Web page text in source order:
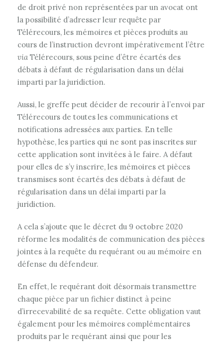
de droit privé non représentées par un avocat ont
la possibilité d’adresser leur requête par
Télérecours, les mémoires et pièces produits au
cours de l’instruction devront impérativement l’être
via Télérecours, sous peine d’être écartés des
débats à défaut de régularisation dans un délai
imparti par la juridiction.
Aussi, le greffe peut décider de recourir à l’envoi par
Télérecours de toutes les communications et
notifications adressées aux parties. En telle
hypothèse, les parties qui ne sont pas inscrites sur
cette application sont invitées à le faire. A défaut
pour elles de s’y inscrire, les mémoires et pièces
transmises sont écartés des débats à défaut de
régularisation dans un délai imparti par la
juridiction.
A cela s’ajoute que le décret du 9 octobre 2020
réforme les modalités de communication des pièces
jointes à la requête du requérant ou au mémoire en
défense du défendeur.
En effet, le requérant doit désormais transmettre
chaque pièce par un fichier distinct à peine
d’irrecevabilité de sa requête. Cette obligation vaut
également pour les mémoires complémentaires
produits par le requérant ainsi que pour les